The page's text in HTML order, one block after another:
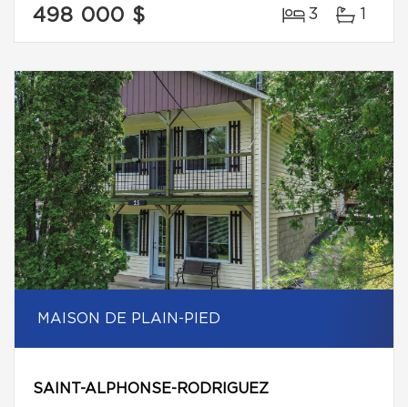
498 000 $ 3 1
MAISON DE PLAIN-PIED
SAINT-ALPHONSE-RODRIGUEZ